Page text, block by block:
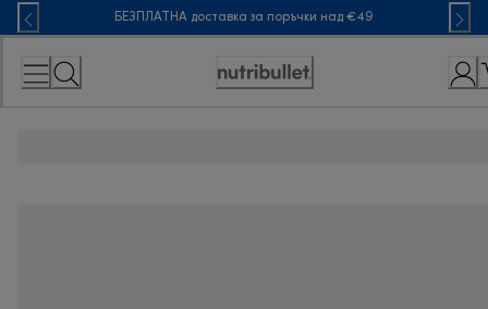
Skip
to
Content
БЕЗПЛАТНА доставка за поръчки над €49
Accessibility